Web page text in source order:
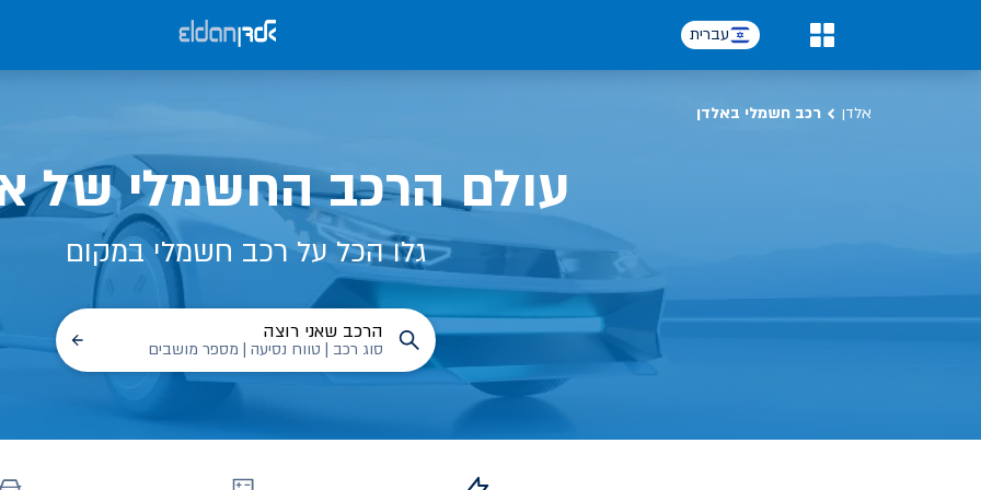
עברית
אלדן רכב חשמלי באלדן
עולם הרכב החשמלי של
גלו הכל על רכב חשמלי במקום
הרכב שאני רוצה
סוג רכב | טווח נסיעה | מספר מושבים